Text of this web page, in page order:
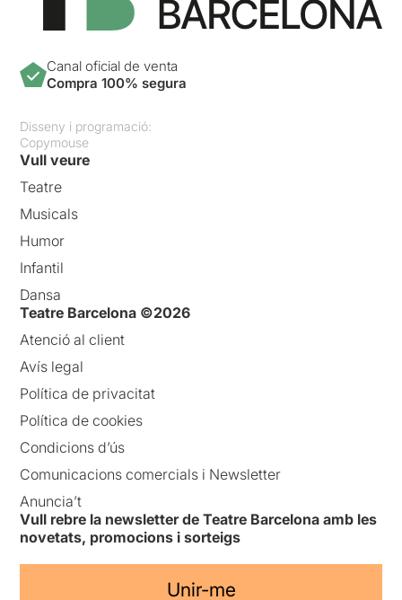
Canal oficial de venta
Compra 100% segura
Disseny i programació:
Copymouse
Vull veure
Teatre
Musicals
Humor
Infantil
Dansa
Teatre Barcelona ©2026
Atenció al client
Avís legal
Política de privacitat
Política de cookies
Condicions d’ús
Comunicacions comercials i Newsletter
Anuncia’t
Vull rebre la newsletter de Teatre Barcelona amb les
novetats, promocions i sorteigs
Unir-me